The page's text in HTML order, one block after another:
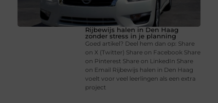
Rijbewijs halen in Den Haag
zonder stress in je planning
Goed artikel? Deel hem dan op: Share
on X (Twitter) Share on Facebook Share
on Pinterest Share on LinkedIn Share
on Email Rijbewijs halen in Den Haag
voelt voor veel leerlingen als een extra
project